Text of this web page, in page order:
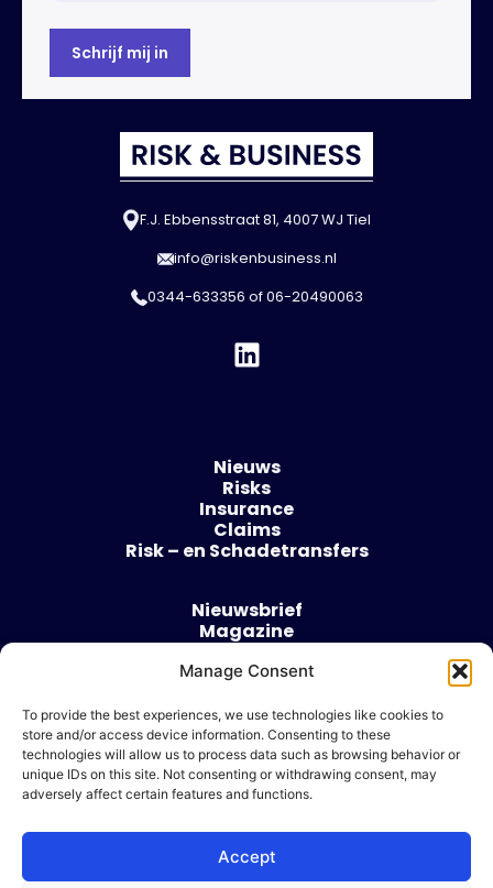
Manage Consent
To provide the best experiences, we use technologies like cookies to
store and/or access device information. Consenting to these
technologies will allow us to process data such as browsing behavior or
unique IDs on this site. Not consenting or withdrawing consent, may
adversely affect certain features and functions.
Accept
F.J. Ebbensstraat 81, 4007 WJ Tiel
info@riskenbusiness.nl
0344-633356 of06-20490063
Nieuws
Risks
Insurance
Claims
Risk – en Schadetransfers
Nieuwsbrief
Magazine
Over
Algemene voorwaarden
Cookie beleid
Ik wil adverteren